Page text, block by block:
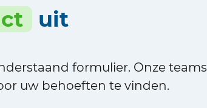
uit
formulier. Onze teams
uw behoeften te vinden.